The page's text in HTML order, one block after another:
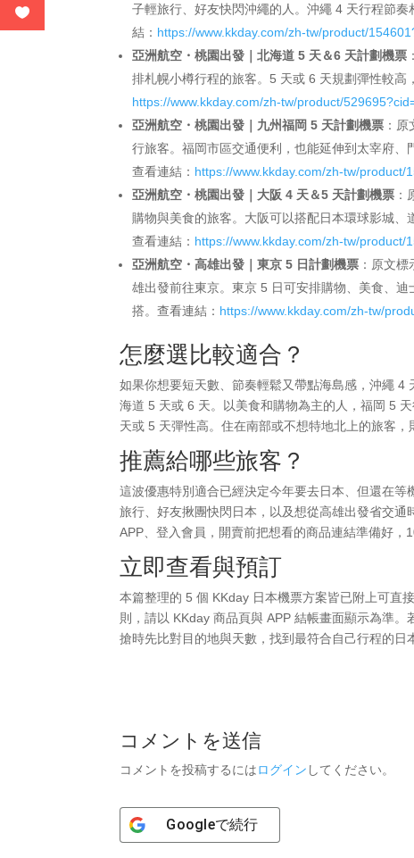
子輕旅行、好友快閃沖繩的人。沖繩 4 天行程節
結： https://www.kkday.com/zh-tw/product/
亞洲航空・桃園出發｜北海道 5 天＆6 天計劃機票
排札幌小樽行程的旅客。5 天或 6 天規劃彈性較高
https://www.kkday.com/zh-tw/product/
亞洲航空・桃園出發｜九州福岡 5 天計劃機票 ：
行旅客。福岡市區交通便利，也能延伸到太宰府、
查看連結： https://www.kkday.com/zh-tw/product/
亞洲航空・桃園出發｜大阪 4 天＆5 天計劃機票
購物與美食的旅客。大阪可以搭配日本環球影城、
查看連結： https://www.kkday.com/zh-tw/product/
亞洲航空・高雄出發｜東京 5 日計劃機票 ：原文
雄出發前往東京。東京 5 日可安排購物、美食、
搭。查看連結： https://www.kkday.com/zh-tw/
怎麼選比較適合？
如果你想要短天數、節奏輕鬆又帶點海島感，沖繩
海道 5 天或 6 天。以美食和購物為主的人，福岡 5
天或 5 天彈性高。住在南部或不想特地北上的旅客，
推薦給哪些旅客？
這波優惠特別適合已經決定今年要去日本、但還在
旅行、好友揪團快閃日本，以及想從高雄出發省交
APP、登入會員，開賣前把想看的商品連結準備好，
立即查看與預訂
本篇整理的 5 個 KKday 日本機票方案皆已附上可直
則，請以 KKday 商品頁與 APP 結帳畫面顯示為準
搶時先比對目的地與天數，找到最符合自己行程的日
コメントを送信
コメントを投稿するにはログイン してください。
Googleで続行